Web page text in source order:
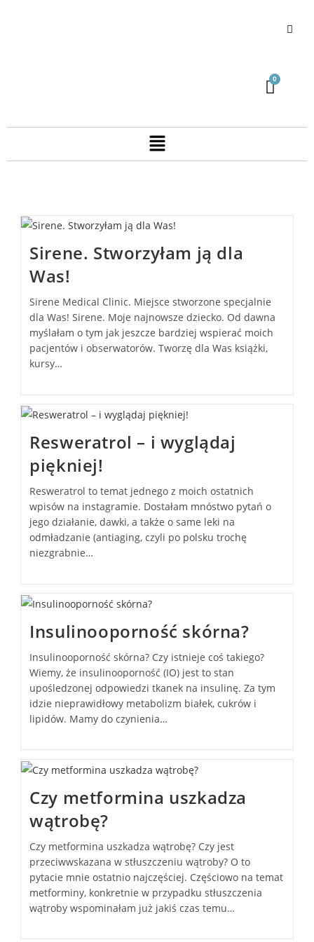
Sirene. Stworzyłam ją dla
Was!
Sirene Medical Clinic. Miejsce stworzone specjalnie
dla Was! Sirene. Moje najnowsze dziecko. Od dawna
myślałam o tym jak jeszcze bardziej wspierać moich
pacjentów i obserwatorów. Tworzę dla Was książki,
kursy…
Resweratrol – i wyglądaj
piękniej!
Resweratrol to temat jednego z moich ostatnich
wpisów na instagramie. Dostałam mnóstwo pytań o
jego działanie, dawki, a także o same leki na
odmładzanie (antiaging, czyli po polsku trochę
niezgrabnie…
Insulinooporność skórna?
Insulinooporność skórna? Czy istnieje coś takiego?
Wiemy, że insulinooporność (IO) jest to stan
upośledzonej odpowiedzi tkanek na insulinę. Za tym
idzie nieprawidłowy metabolizm białek, cukrów i
lipidów. Mamy do czynienia…
Czy metformina uszkadza
wątrobę?
Czy metformina uszkadza wątrobę? Czy jest
przeciwwskazana w stłuszczeniu wątroby? O to
pytacie mnie ostatnio najczęściej. Częściowo na temat
metforminy, konkretnie w przypadku stłuszczenia
wątroby wspominałam już jakiś czas temu…